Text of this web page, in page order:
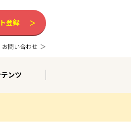
登録
お問い合わせ
ンツ